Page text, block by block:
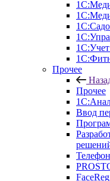
Прочее
Прочее
Ввод